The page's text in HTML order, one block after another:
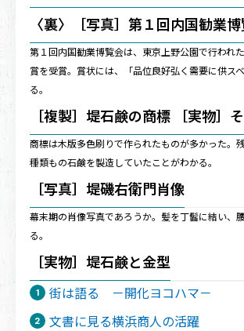
〈裏〉［写真］第１回内国勧業
第１回内国勧業博覧会は、東京上野公園で行われ
賞を受賞。賞状には、「品位良好弘く需要に供ス
る。
［複製］堤石鹸の商標 ［実物］
商標は木版多色刷りで作られたものが多かった。
種類もの石鹸を製造していたことがわかる。
［写真］堤磯右衛門肖像
幕末期の肖像写真であろうか。髪を丁髷に結い、
る。
［実物］堤石鹸と金型
街は語る －開化ヨコハマ－
文書に見る横浜商人の活躍